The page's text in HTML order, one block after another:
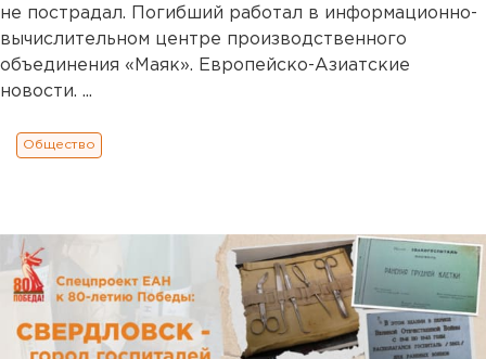
не пострадал. Погибший работал в информационно-
вычислительном центре производственного
объединения «Маяк». Европейско-Азиатские
новости. ...
Общество